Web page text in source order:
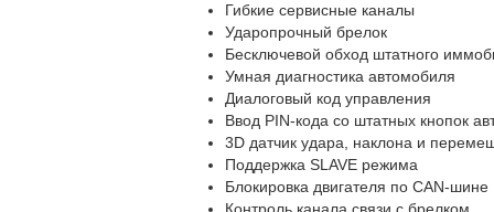
Гибкие сервисные каналы
Ударопрочный брелок
Бесключевой обход штатного
Умная диагностика автомобиля
Диалоговый код управления
Ввод PIN-кода со штатных кнопок
3D датчик удара, наклона и
Поддержка SLAVE режима
Блокировка двигателя по CAN-шине